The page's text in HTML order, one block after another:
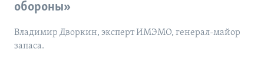
обороны»
Владимир Дворкин, эксперт ИМЭМО, генерал-майор
запаса.